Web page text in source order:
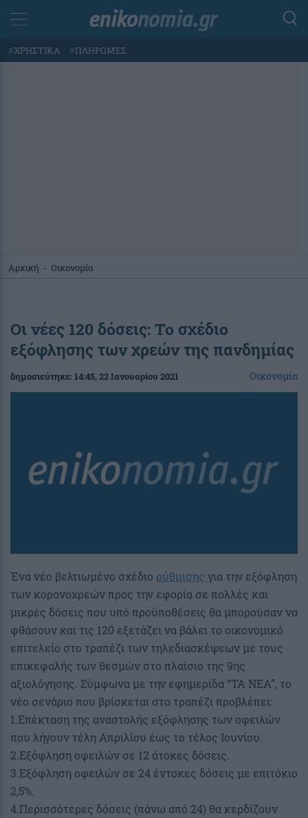
#ΧΡΗΣΤΙΚΑ #ΠΛΗΡΩΜΕΣ
Αρχική - Οικονομία
Οι νέες 120 δόσεις: Το σχέδιο
εξόφλησης των χρεών της πανδημίας
δημοσιεύτηκε:14:45, 22 Ιανουαρίου 2021 Οικονομία
Ένα νέο βελτιωμένο σχέδιο ρύθμισης για την εξόφληση
των κορονοχρεών προς την εφορία σε πολλές και
μικρές δόσεις που υπό προϋποθέσεις θα μπορούσαν να
φθάσουν και τις 120 εξετάζει να βάλει το οικονομικό
επιτελείο στο τραπέζι των τηλεδιασκέψεων με τους
επικεφαλής των θεσμών στο πλαίσιο της 9ης
αξιολόγησης. Σύμφωνα με την εφημερίδα “ΤΑ ΝΕΑ”, το
νέο σενάριο που βρίσκεται στο τραπέζι προβλέπει:
1.Επέκταση της αναστολής εξόφλησης των οφειλών
που λήγουν τέλη Απριλίου έως το τέλος Ιουνίου.
2.Εξόφληση οφειλών σε 12 άτοκες δόσεις.
3.Εξόφληση οφειλών σε 24 έντοκες δόσεις με επιτόκιο
2,5%.
4.Περισσότερες δόσεις (πάνω από 24) θα κερδίζουν